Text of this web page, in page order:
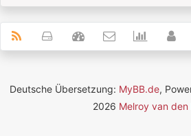
Deutsche Übersetzung: MyBB.de,
2026 Melroy van den